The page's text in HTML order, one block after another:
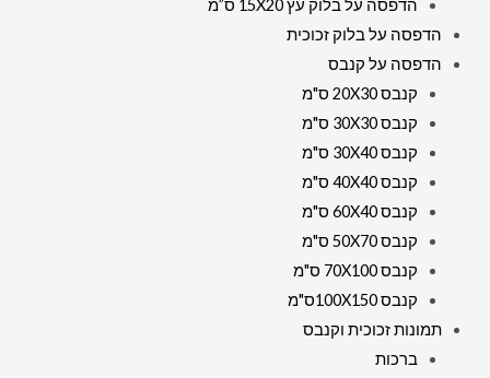
הדפסה על בלוק עץ 15X20 ס”מ
הדפסה על בלוק זכוכית
הדפסה על קנבס
קנבס 20X30 ס"מ
קנבס 30X30 ס"מ
קנבס 30X40 ס"מ
קנבס 40X40 ס"מ
קנבס 60X40 ס"מ
קנבס 50X70 ס"מ
קנבס 70X100 ס"מ
קנבס 100X150ס"מ
תמונות זכוכית וקנבס
ברכות